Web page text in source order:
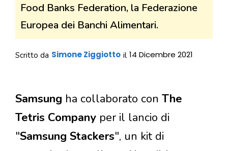
Food Banks Federation, la Federazione
Europea dei Banchi Alimentari.
Scritto da Simone Ziggiotto il 14 Dicembre 2021
Samsung ha collaborato con The
Tetris Company per il lancio di
"Samsung Stackers", un kit di